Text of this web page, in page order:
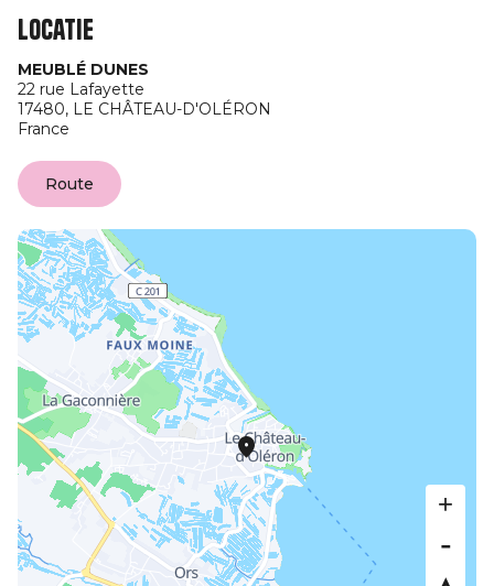
Locatie
MEUBLÉ DUNES
22 rue Lafayette
17480, LE CHÂTEAU-D'OLÉRON
France
Route